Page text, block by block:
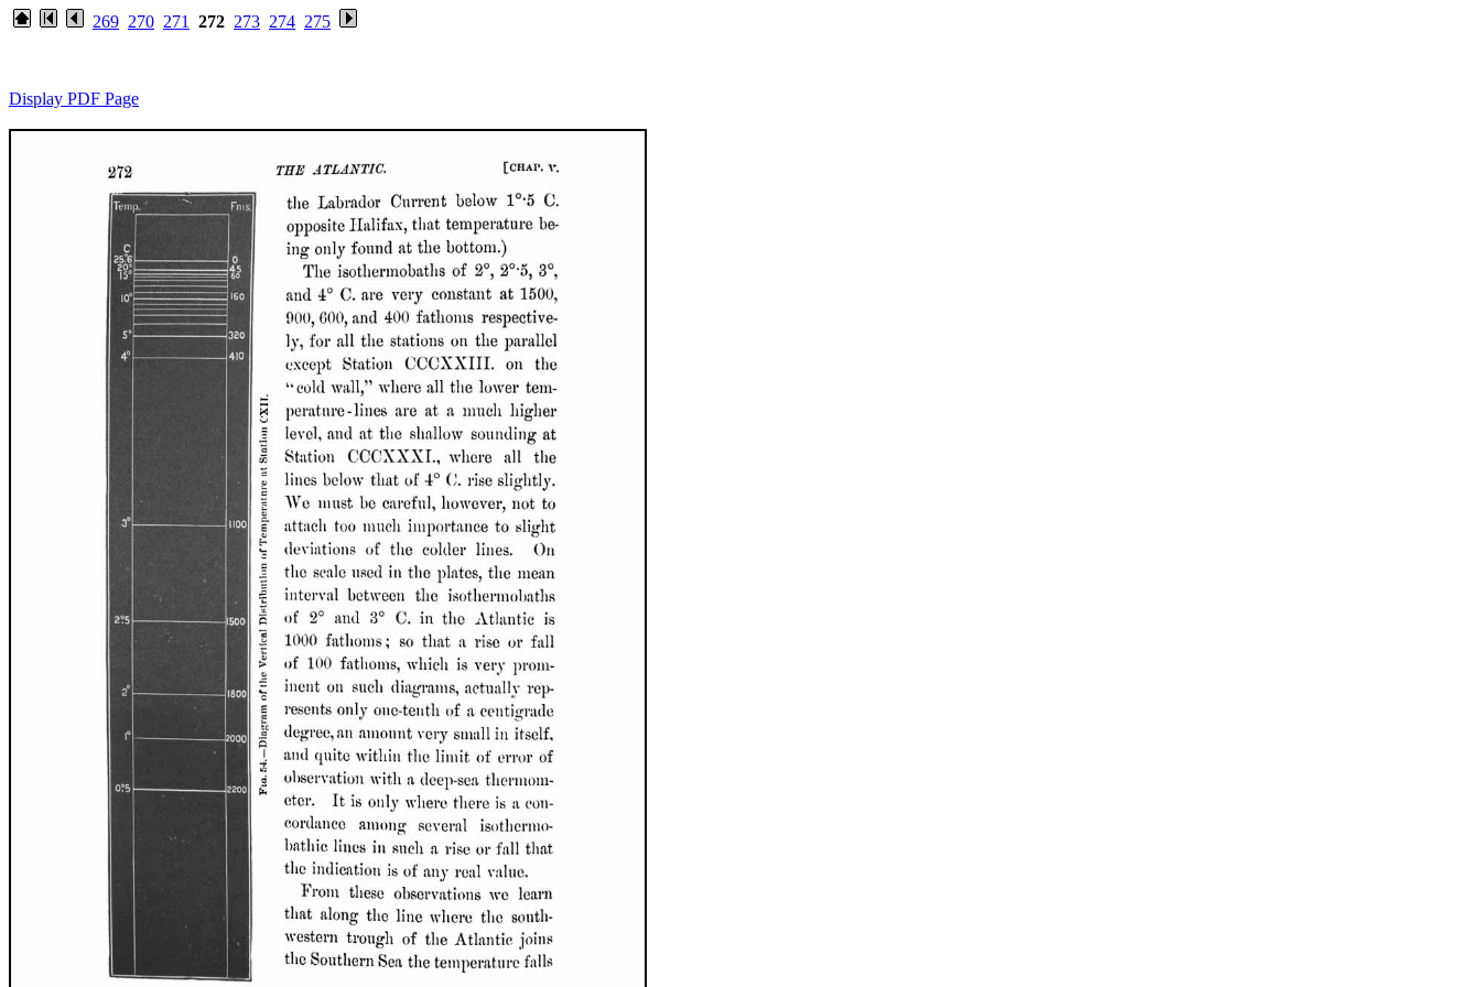
269 270 271 272 273 274 275
Display PDF Page